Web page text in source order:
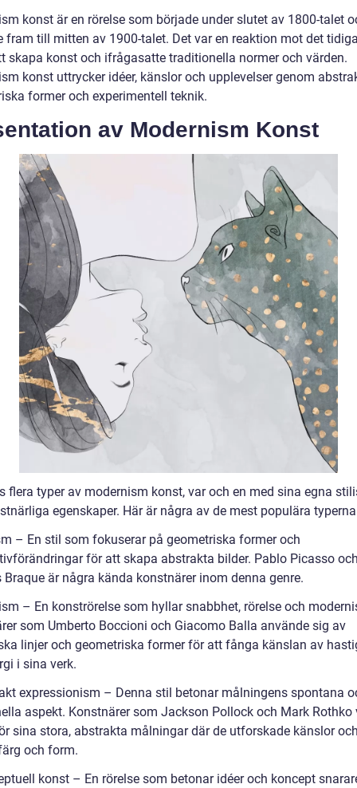
konst är en rörelse som började under slutet av 1800-talet
fram till mitten av 1900-talet. Det var en reaktion mot det
skapa konst och ifrågasatte traditionella normer och värden.
konst uttrycker idéer, känslor och upplevelser genom
former och experimentell teknik.
av Modernism Konst
flera typer av modernism konst, var och en med sina egna
egenskaper. Här är några av de mest populära
– En stil som fokuserar på geometriska former och
för att skapa abstrakta bilder. Pablo Picasso
Braque är några kända konstnärer inom denna genre.
– En konströrelse som hyllar snabbhet, rörelse och
som Umberto Boccioni och Giacomo Balla använde sig av
linjer och geometriska former för att fånga känslan av
i sina verk.
expressionism – Denna stil betonar målningens spontana
aspekt. Konstnärer som Jackson Pollock och Mark Rothko
sina stora, abstrakta målningar där de utforskade känslor
och form.
konst – En rörelse som betonar idéer och koncept